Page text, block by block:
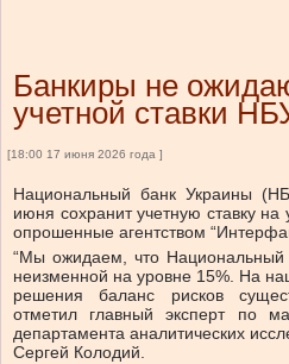
Банкиры не
учетной ставки
[18:00 17 июня 2026 года ]
Национальный банк Украины
июня сохранит учетную ставку на
опрошенные агентством
“Мы ожидаем, что Национальный
неизменной на уровне 15%. На
решения баланс рисков
отметил главный эксперт по
департамента аналитических
Сергей Колодий.